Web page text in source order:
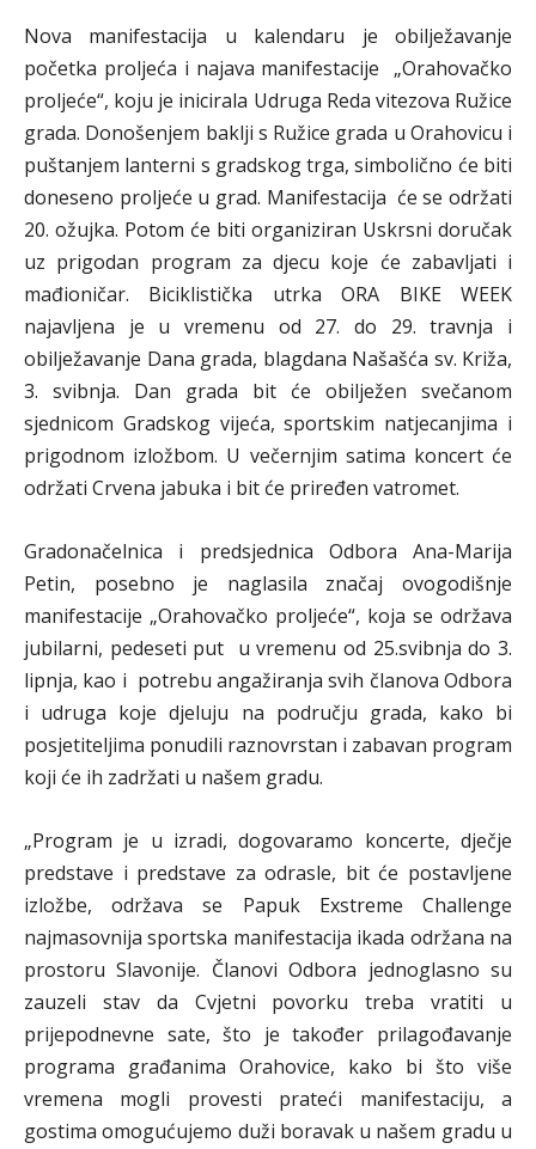
Nova manifestacija u kalendaru je obilježavanje
početka proljeća i najava manifestacije „Orahovačko
proljeće“, koju je inicirala Udruga Reda vitezova Ružice
grada. Donošenjem baklji s Ružice grada u Orahovicu i
puštanjem lanterni s gradskog trga, simbolično će biti
doneseno proljeće u grad. Manifestacija će se održati
20. ožujka. Potom će biti organiziran Uskrsni doručak
uz prigodan program za djecu koje će zabavljati i
mađioničar. Biciklistička utrka ORA BIKE WEEK
najavljena je u vremenu od 27. do 29. travnja i
obilježavanje Dana grada, blagdana Našašća sv. Križa,
3. svibnja. Dan grada bit će obilježen svečanom
sjednicom Gradskog vijeća, sportskim natjecanjima i
prigodnom izložbom. U večernjim satima koncert će
održati Crvena jabuka i bit će priređen vatromet.
Gradonačelnica i predsjednica Odbora Ana-Marija
Petin, posebno je naglasila značaj ovogodišnje
manifestacije „Orahovačko proljeće“, koja se održava
jubilarni, pedeseti put u vremenu od 25.svibnja do 3.
lipnja, kao i potrebu angažiranja svih članova Odbora
i udruga koje djeluju na području grada, kako bi
posjetiteljima ponudili raznovrstan i zabavan program
koji će ih zadržati u našem gradu.
„Program je u izradi, dogovaramo koncerte, dječje
predstave i predstave za odrasle, bit će postavljene
izložbe, održava se Papuk Exstreme Challenge
najmasovnija sportska manifestacija ikada održana na
prostoru Slavonije. Članovi Odbora jednoglasno su
zauzeli stav da Cvjetni povorku treba vratiti u
prijepodnevne sate, što je također prilagođavanje
programa građanima Orahovice, kako bi što više
vremena mogli provesti prateći manifestaciju, a
gostima omogućujemo duži boravak u našem gradu u